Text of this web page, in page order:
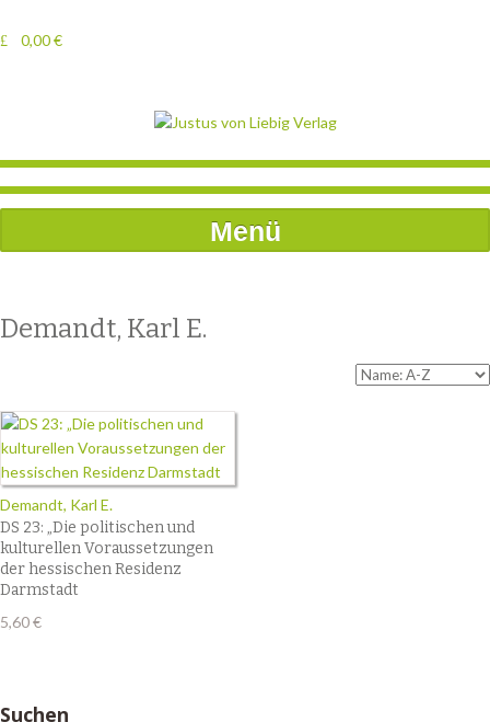
0,00€
Menü
Demandt, Karl E.
Demandt, Karl E.
DS 23: „Die politischen und
kulturellen Voraussetzungen
der hessischen Residenz
Darmstadt
5,60€
Suchen